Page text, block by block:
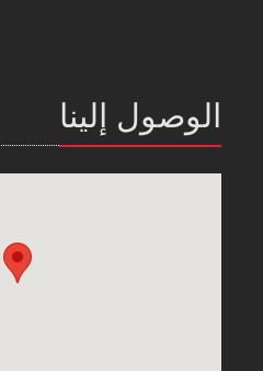
الوصول إلينا